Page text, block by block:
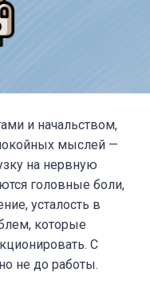
и начальством,
мыслей —
на нервную
головные боли,
усталость в
которые
С
не до работы.